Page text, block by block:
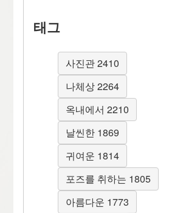
태그
사진관 2410
나체상 2264
옥내에서 2210
날씬한 1869
귀여운 1814
포즈를 취하는 1805
아름다운 1773